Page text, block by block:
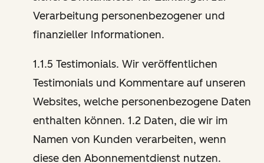
Verarbeitung personenbezogener und
finanzieller Informationen.
1.1.5 Testimonials. Wir veröffentlichen
Testimonials und Kommentare auf unseren
Websites, welche personenbezogene Daten
enthalten können. 1.2 Daten, die wir im
Namen von Kunden verarbeiten, wenn
diese den Abonnementdienst nutzen.